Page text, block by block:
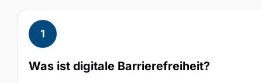
Was ist digitale Barrierefreiheit?